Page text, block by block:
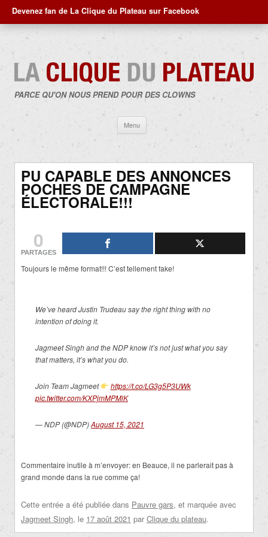
Devenez fan de La Clique du Plateau sur Facebook
PARCE QU'ON NOUS PREND POUR DES CLOWNS
Menu
contenu
PU CAPABLE DES ANNONCES
POCHES DE CAMPAGNE
ÉLECTORALE!!!
0
PARTAGES
Toujours le même format!!! C’est tellement fake!
We’ve heard Justin Trudeau say the right thing with no
intention of doing it.
Jagmeet Singh and the NDP know it’s not just what you say
that matters, it’s what you do.
Join Team Jagmeet
https://t.co/LG3g5P3UWk
pic.twitter.com/KXPjmMPMlK
— NDP (@NDP)August 15, 2021
Commentaire inutile à m’envoyer: en Beauce, il ne parlerait pas à
grand monde dans la rue comme ça!
Cette entrée a été publiée dans Pauvre gars, et marquée avec
Jagmeet Singh, le 17 août 2021 par Clique du plateau.